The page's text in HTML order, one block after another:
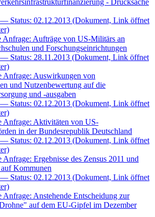
- Drucksache
Status: 02.12.2013 (Dokument, Link öffnet
Anfrage: Aufträge von US-Militärs an
und Forschungseinrichtungen
Status: 28.11.2013 (Dokument, Link öffnet
Anfrage: Auswirkungen von
und Nutzenbewertung auf die
und -ausgaben
Status: 02.12.2013 (Dokument, Link öffnet
Anfrage: Aktivitäten von US-
in der Bundesrepublik Deutschland
Status: 02.12.2013 (Dokument, Link öffnet
Ergebnisse des Zensus 2011 und
Kommunen
Status: 02.12.2013 (Dokument, Link öffnet
Anfrage: Anstehende Entscheidung zur
auf dem EU-Gipfel im Dezember